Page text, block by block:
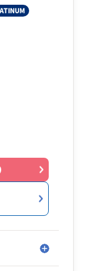
、実際の
多数いら
かなか対
体の税
税務まで
ものです
そう多く
時代では
する会計事
多くの実績